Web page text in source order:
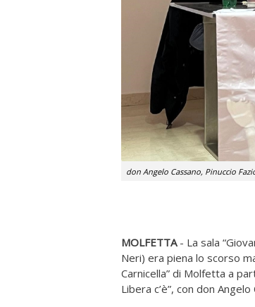
don Angelo Cassano, Pinuccio
MOLFETTA- La sala
Neri) era piena lo scorso
Carnicella” di Molfetta a
Libera c’è”, con don